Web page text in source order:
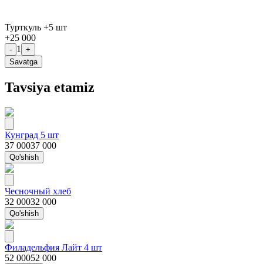
Турткуль +5 шт
+25 000
- 1
+
Savatga
Tavsiya etamiz
Кунград 5 шт
37 00037 000
Qo'shish
Чесночный хлеб
32 00032 000
Qo'shish
Филадельфия Лайт 4 шт
52 00052 000